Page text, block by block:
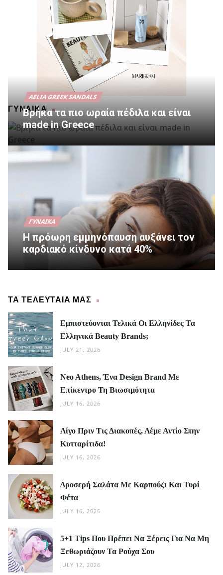
ΓΥΝΑΙΚΑ
AELIA GREEK SANDALS
Βρήκα τα πιο ωραία πέδιλα και είναι
made in Greece
ΓΥΝΑΊΚΑ
Η πρόωρη εμμηνόπαυση αυξάνει τον
καρδιακό κίνδυνο κατά 40%
ΤΑ ΤΕΛΕΥΤΑΙΑ ΜΑΣ
Εμπιστεύονται Τελικά Οι Ελληνίδες Τα
Ελληνικά Beauty Brands;
JULY 21, 2026
Neo Athens, Ένα Design Brand Με
Επίκεντρο Τη Βιωσιμότητα
JULY 16, 2026
Λίγο Πριν Τις Διακοπές, Λέμε Αντίο Στην
Κυτταρίτιδα!
JULY 16, 2026
Δροσερή Σαλάτα Με Καρπούζι Και Τυρί
Φέτα
JULY 16, 2026
5+1 Tips Που Πρέπει Να Ξέρεις Για Να Μη
Ξεθωριάζουν Τα Ρούχα Σου
JULY 12, 2026